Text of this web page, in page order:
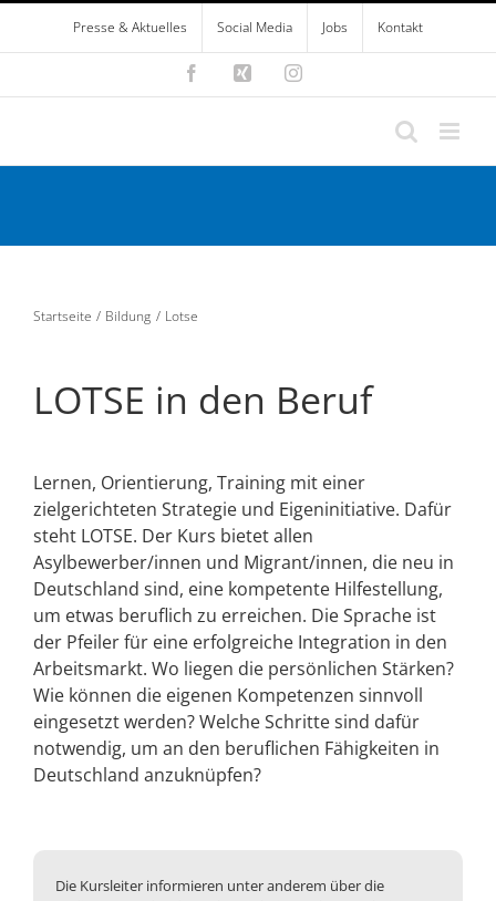
Zum
springen
Presse & Aktuelles Social Media Jobs Kontakt
FacebookXing Instagram
Startseite Bildung Lotse
LOTSE in den Beruf
Lernen, Orientierung, Training mit einer
zielgerichteten Strategie und Eigeninitiative. Dafür
steht LOTSE. Der Kurs bietet allen
Asylbewerber/innen und Migrant/innen, die neu in
Deutschland sind, eine kompetente Hilfestellung,
um etwas beruflich zu erreichen. Die Sprache ist
der Pfeiler für eine erfolgreiche Integration in den
Arbeitsmarkt. Wo liegen die persönlichen Stärken?
Wie können die eigenen Kompetenzen sinnvoll
eingesetzt werden? Welche Schritte sind dafür
notwendig, um an den beruflichen Fähigkeiten in
Deutschland anzuknüpfen?
Die Kursleiter informieren unter anderem über die